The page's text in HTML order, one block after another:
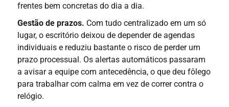
frentes bem concretas do dia a dia.
Gestão de prazos. Com tudo centralizado em um só
lugar, o escritório deixou de depender de agendas
individuais e reduziu bastante o risco de perder um
prazo processual. Os alertas automáticos passaram
a avisar a equipe com antecedência, o que deu fôlego
para trabalhar com calma em vez de correr contra o
relógio.